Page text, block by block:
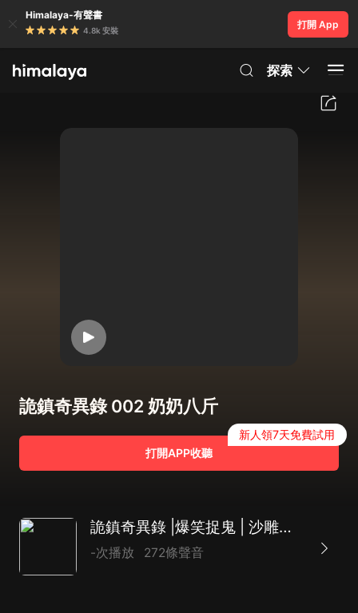
Himalaya-有聲書
4.8k 安裝
打開 App
探索
詭鎮奇異錄 002 奶奶八斤
打開APP收聽
新人領7天免費試用
詭鎮奇異錄 |爆笑捉鬼 | 沙雕情感 | 【多人有神劇】
-次播放 272條聲音